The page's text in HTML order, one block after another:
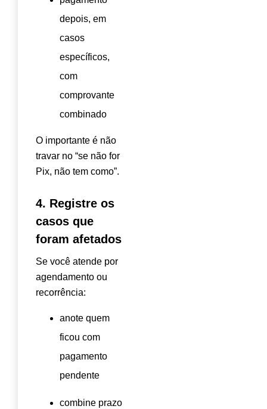
depois, em
casos
específicos,
com
comprovante
combinado
O importante é não
travar no “se não for
Pix, não tem como”.
4. Registre os
casos que
foram afetados
Se você atende por
agendamento ou
recorrência:
anote quem
ficou com
pagamento
pendente
combine prazo